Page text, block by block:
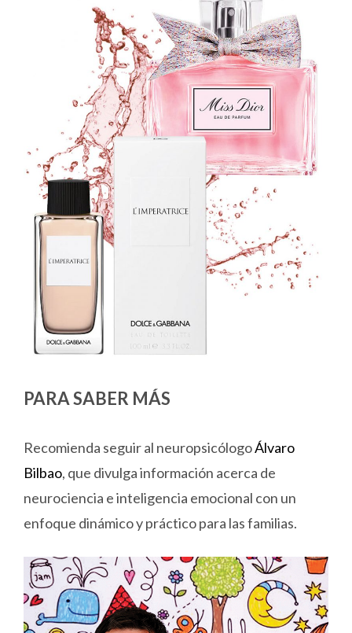
PARA SABER MÁS
Recomienda seguir al neuropsicólogoÁlvaro
Bilbao, que divulga información acerca de
neurociencia e inteligencia emocional con un
enfoque dinámico y práctico para las familias.